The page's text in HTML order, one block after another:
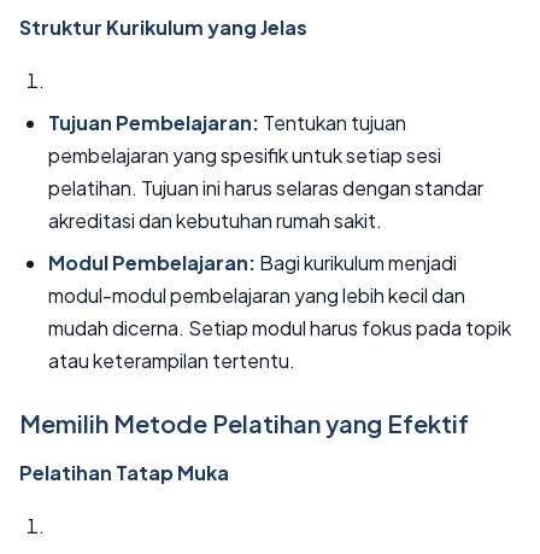
Struktur Kurikulum yang Jelas
Tujuan Pembelajaran: Tentukan tujuan
pembelajaran yang spesifik untuk setiap sesi
pelatihan. Tujuan ini harus selaras dengan standar
akreditasi dan kebutuhan rumah sakit.
Modul Pembelajaran: Bagi kurikulum menjadi
modul-modul pembelajaran yang lebih kecil dan
mudah dicerna. Setiap modul harus fokus pada topik
atau keterampilan tertentu.
Memilih Metode Pelatihan yang Efektif
Pelatihan Tatap Muka